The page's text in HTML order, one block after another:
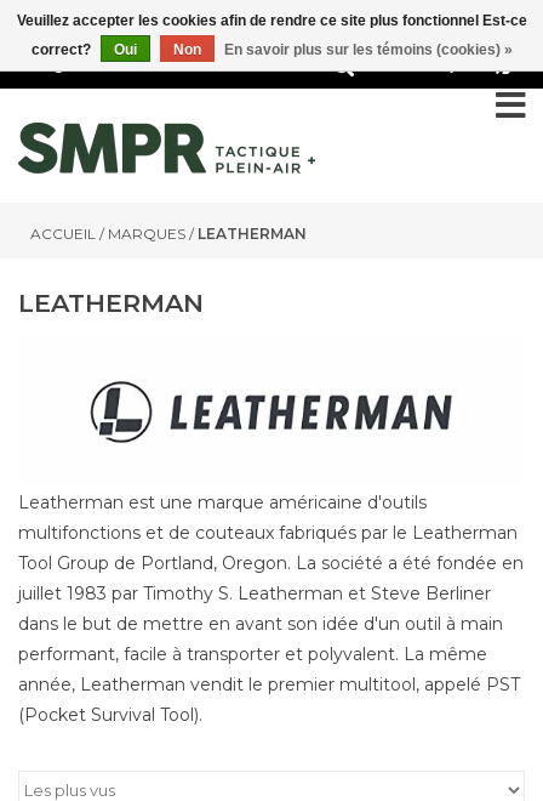
0
ACCUEIL / MARQUES / LEATHERMAN
LEATHERMAN
Leatherman est une marque américaine d'outils
multifonctions et de couteaux fabriqués par le Leatherman
Tool Group de Portland, Oregon. La société a été fondée en
juillet 1983 par Timothy S. Leatherman et Steve Berliner
dans le but de mettre en avant son idée d'un outil à main
performant, facile à transporter et polyvalent. La même
année, Leatherman vendit le premier multitool, appelé PST
(Pocket Survival Tool).
Veuillez accepter les cookies afin de rendre ce site plus fonctionnel Est-ce
correct?
Oui Non En savoir plus sur les témoins (cookies) »